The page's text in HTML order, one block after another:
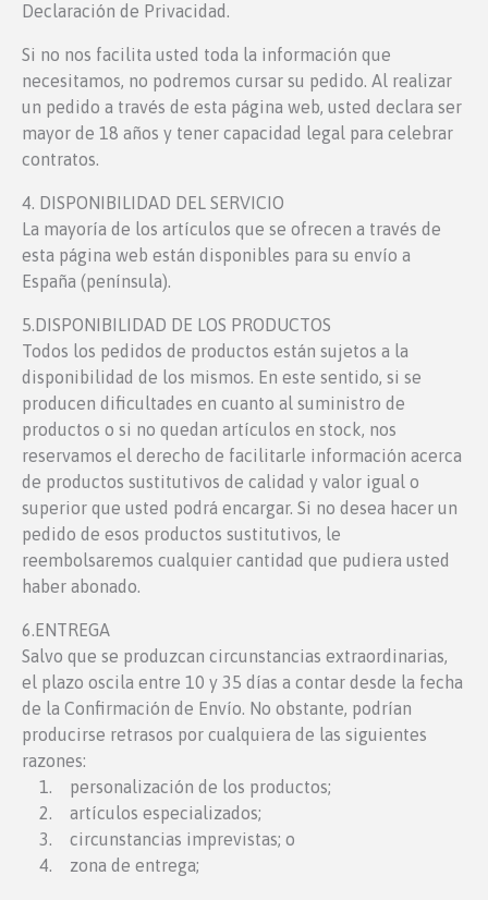
Declaración de Privacidad.
Si no nos facilita usted toda la información que
necesitamos, no podremos cursar su pedido. Al realizar
un pedido a través de esta página web, usted declara ser
mayor de 18 años y tener capacidad legal para celebrar
contratos.
4. DISPONIBILIDAD DEL SERVICIO
La mayoría de los artículos que se ofrecen a través de
esta página web están disponibles para su envío a
España (península).
5.DISPONIBILIDAD DE LOS PRODUCTOS
Todos los pedidos de productos están sujetos a la
disponibilidad de los mismos. En este sentido, si se
producen dificultades en cuanto al suministro de
productos o si no quedan artículos en stock, nos
reservamos el derecho de facilitarle información acerca
de productos sustitutivos de calidad y valor igual o
superior que usted podrá encargar. Si no desea hacer un
pedido de esos productos sustitutivos, le
reembolsaremos cualquier cantidad que pudiera usted
haber abonado.
6.ENTREGA
Salvo que se produzcan circunstancias extraordinarias,
el plazo oscila entre 10 y 35 días a contar desde la fecha
de la Confirmación de Envío. No obstante, podrían
producirse retrasos por cualquiera de las siguientes
razones:
1. personalización de los productos;
2. artículos especializados;
3. circunstancias imprevistas; o
4. zona de entrega;